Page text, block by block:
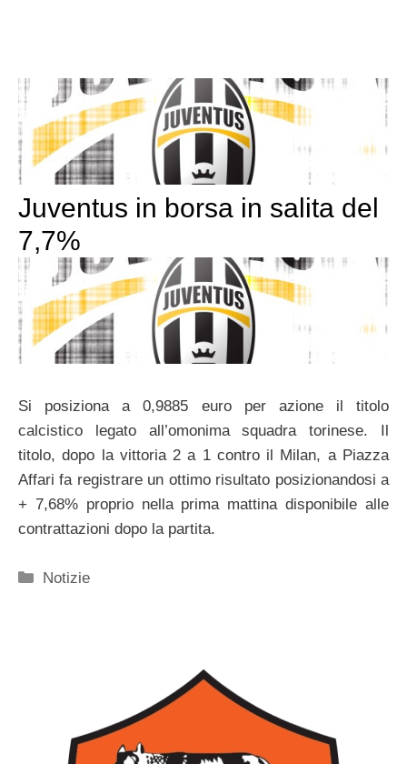
Juventus in borsa in salita del
7,7%
Si posiziona a 0,9885 euro per azione il titolo
calcistico legato all’omonima squadra torinese. Il
titolo, dopo la vittoria 2 a 1 contro il Milan, a Piazza
Affari fa registrare un ottimo risultato posizionandosi a
+ 7,68% proprio nella prima mattina disponibile alle
contrattazioni dopo la partita.
Categorie
Notizie